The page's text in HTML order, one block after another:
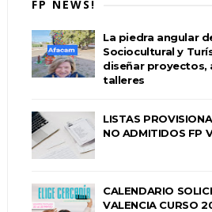
FP NEWS!
La piedra angular
Sociocultural y
diseñar proyectos,
talleres
LISTAS
NO ADMITIDOS FP
CALENDARIO
VALENCIA CURSO